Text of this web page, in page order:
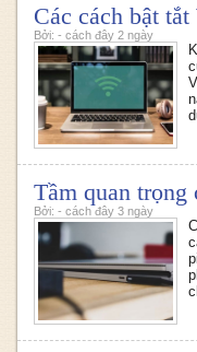
Các cách bật
Bởi: - cách đây 2 ngày
Tầm quan
Bởi: - cách đây 3 ngày